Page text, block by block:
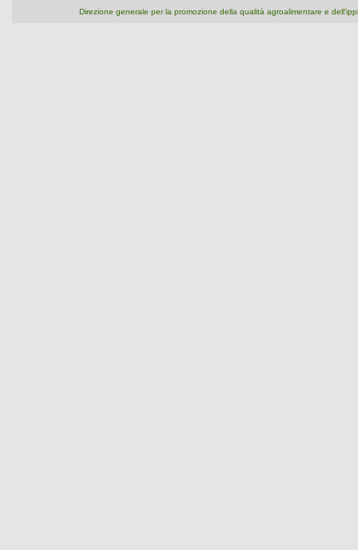
Direzione generale per la promozione della qualità agroalimentare e